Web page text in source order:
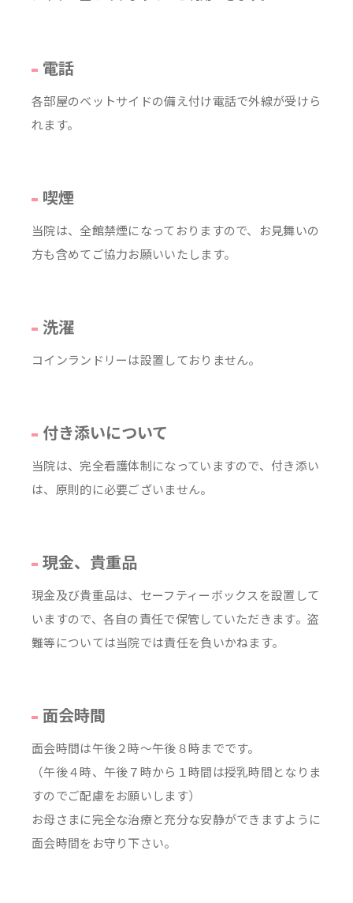
電話
各部屋のベットサイドの備え付け電話で外線が受けら
れます。
喫煙
当院は、全館禁煙になっておりますので、お見舞いの
方も含めてご協力お願いいたします。
洗濯
コインランドリーは設置しておりません。
付き添いについて
当院は、完全看護体制になっていますので、付き添い
は、原則的に必要ございません。
現金、貴重品
現金及び貴重品は、セーフティーボックスを設置して
いますので、各自の責任で保管していただきます。盗
難等については当院では責任を負いかねます。
面会時間
面会時間は午後２時～午後８時までです。
（午後４時、午後７時から１時間は授乳時間となりま
すのでご配慮をお願いします）
お母さまに完全な治療と充分な安静ができますように
面会時間をお守り下さい。